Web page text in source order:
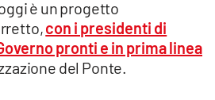
è un progetto
con i presidenti di
pronti e in prima linea
del Ponte.